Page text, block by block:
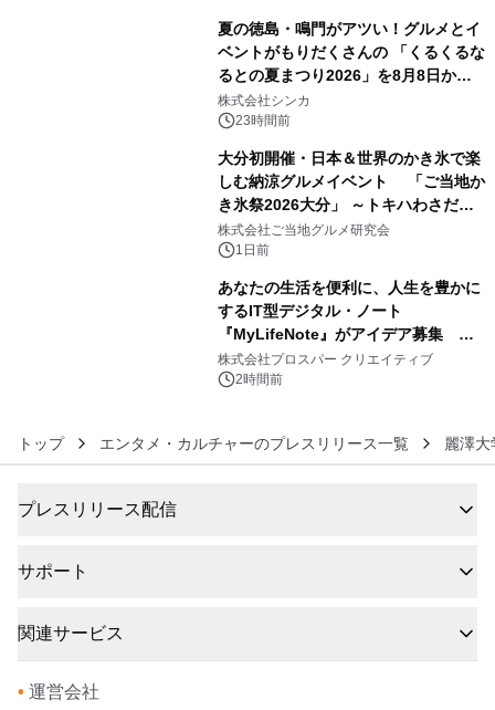
夏の徳島・鳴門がアツい！グルメとイ
ベントがもりだくさんの 「くるくるな
るとの夏まつり2026」を8月8日から9
日間開催 ～夏限定メニューや大抽選
会、大学芋スティックの振る舞いも～
株式会社シンカ
23時間前
大分初開催・日本＆世界のかき氷で楽
しむ納涼グルメイベント 「ご当地か
き氷祭2026大分」 ～トキハわさだタ
ウンで8月21日～31日まで11日間限定
開催～
株式会社ご当地グルメ研究会
1日前
あなたの生活を便利に、人生を豊かに
するIT型デジタル・ノート
『MyLifeNote』がアイデア募集 優
秀賞100名に1年間無償試用
株式会社プロスパー クリエイティブ
2時間前
トップ エンタメ・カルチャーのプレスリリース一覧 麗澤大
プレスリリース配信
サポート
関連サービス
• 運営会社